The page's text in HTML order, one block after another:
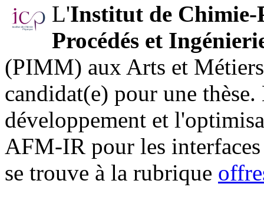
L'Institut de Chimie-
Procédés et
(PIMM) aux Arts et
candidat(e) pour une
développement et
AFM-IR pour les
se trouve à la rubrique